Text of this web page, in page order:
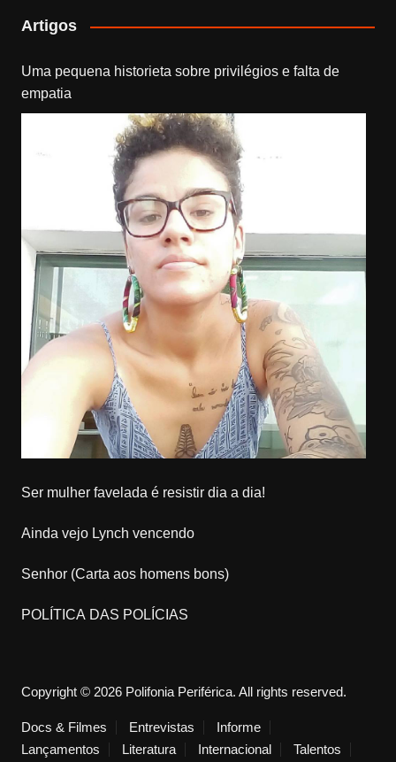
Artigos
Uma pequena historieta sobre privilégios e falta de
empatia
Ser mulher favelada é resistir dia a dia!
Ainda vejo Lynch vencendo
Senhor (Carta aos homens bons)
POLÍTICA DAS POLÍCIAS
Copyright © 2026 Polifonia Periférica. All rights reserved.
Docs & Filmes Entrevistas
Informe
Lançamentos
Literatura Internacional Talentos